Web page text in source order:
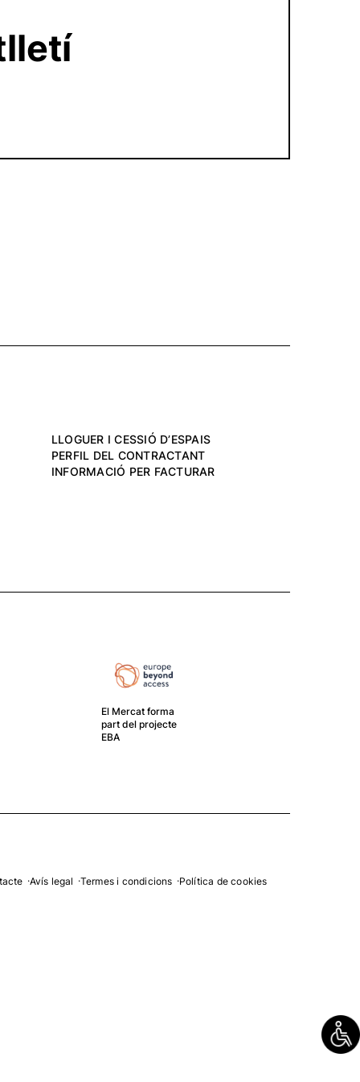
LLOGUER I CESSIÓ D’ESPAIS
PERFIL DEL CONTRACTANT
INFORMACIÓ PER FACTURAR
El Mercat forma
part del projecte
EBA
Avís legal Termes i condicions Política de cookies